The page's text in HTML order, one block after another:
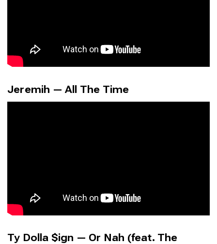
Jeremih — All The Time
Ty Dolla $ign — Or Nah (feat. The